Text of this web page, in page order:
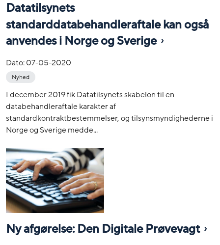
Datatilsynets
standarddatabehandleraftale kan også
anvendes i Norge og Sverige
Dato:07-05-2020
Nyhed
I december 2019 fik Datatilsynets skabelon til en
databehandleraftale karakter af
standardkontraktbestemmelser, og tilsynsmyndighederne i
Norge og Sverige medde...
Ny afgørelse: Den Digitale Prøvevagt